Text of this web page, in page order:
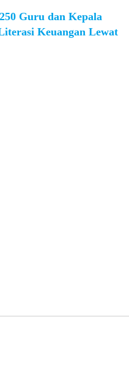
Guru dan Kepala
Keuangan Lewat